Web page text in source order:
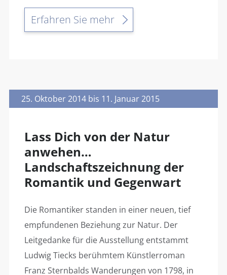
Erfahren Sie mehr
25. Oktober 2014 bis 11. Januar 2015
Lass Dich von der Natur
anwehen…
Landschaftszeichnung der
Romantik und Gegenwart
Die Romantiker standen in einer neuen, tief
empfundenen Beziehung zur Natur. Der
Leitgedanke für die Ausstellung entstammt
Ludwig Tiecks berühmtem Künstlerroman
Franz Sternbalds Wanderungen von 1798, in